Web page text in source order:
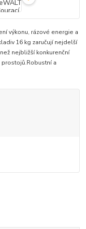
výkonu, rázové energie a
16 kg zaručují nejdelší
nejbližší konkurenční
prostojů.Robustní a